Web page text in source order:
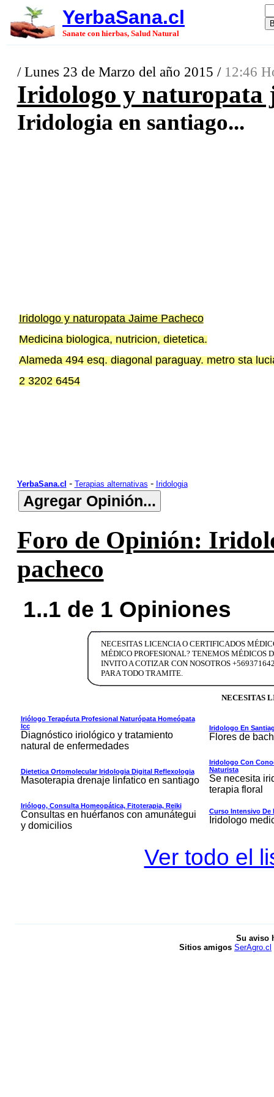
YerbaSana.cl
Sanate con hierbas, Salud Natural
/ Lunes 23 de Marzo del año 2015 / 12:46
Iridologo y naturopata
Iridologia en santiago...
Iridologo y naturopata Jaime Pacheco
Medicina biologica, nutricion, dietetica.
Alameda 494 esq. diagonal paraguay. metro sta
2 3202 6454
YerbaSana.cl - Terapias alternativas - Iridologia
Foro de Opinión:
pacheco
1..1 de 1 Opiniones
NECESITAS LICENCIA O CERTIFICADOS
MÉDICO PROFESIONAL? TENEMOS MÉDICOS
INVITO A COTIZAR CON NOSOTROS
PARA TODO TRAMITE.
NECESITAS
Iriólogo Terapéuta Profesional Naturópata Homeópata
Icc
Diagnóstico iriológico y tratamiento
natural de enfermedades
Iridologo En
Flores de
Dietetica Ortomolecular Iridologia Digital Reflexologia
Masoterapia drenaje linfatico en santiago
Iridologo Con
Naturista
Se necesita
terapia floral
Iriólogo, Consulta Homeopática, Fitoterapia, Reiki
Consultas en huérfanos con amunátegui
y domicilios
Curso Intensivo De
Iridologo
Ver todo el
Su aviso
Sitios amigos SerAgro.cl